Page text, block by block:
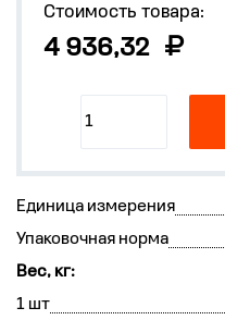
Стоимость товара:
4 936,32
Единица измерения
Упаковочная норма
Вес, кг:
1 шт